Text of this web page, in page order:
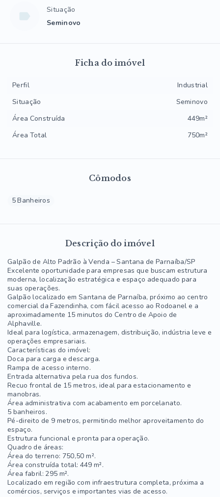
Situação
Seminovo
Cômodos
5 Banheiros
Descrição do imóvel
Galpão de Alto Padrão à Venda – Santana de Parnaíba/SP
Excelente oportunidade para empresas que buscam estrutura
moderna, localização estratégica e espaço adequado para
suas operações.
Galpão localizado em Santana de Parnaíba, próximo ao centro
comercial da Fazendinha, com fácil acesso ao Rodoanel e a
aproximadamente 15 minutos do Centro de Apoio de
Alphaville.
Ideal para logística, armazenagem, distribuição, indústria leve e
operações empresariais.
Características do imóvel:
Doca para carga e descarga.
Rampa de acesso interno.
Entrada alternativa pela rua dos fundos.
Recuo frontal de 15 metros, ideal para estacionamento e
manobras.
Área administrativa com acabamento em porcelanato.
5 banheiros.
Pé-direito de 9 metros, permitindo melhor aproveitamento do
espaço.
Estrutura funcional e pronta para operação.
Quadro de áreas:
Área do terreno: 750,50 m².
Área construída total: 449 m².
Área fabril: 295 m².
Localizado em região com infraestrutura completa, próxima a
comércios, serviços e importantes vias de acesso.
Ficha do imóvel
Perfil
Industrial
Situação
Seminovo
Área Construída
449m²
Área Total
750m²